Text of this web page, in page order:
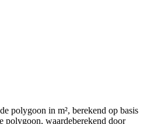
polygoon in m², berekend op basis
polygoon, waardeberekend door